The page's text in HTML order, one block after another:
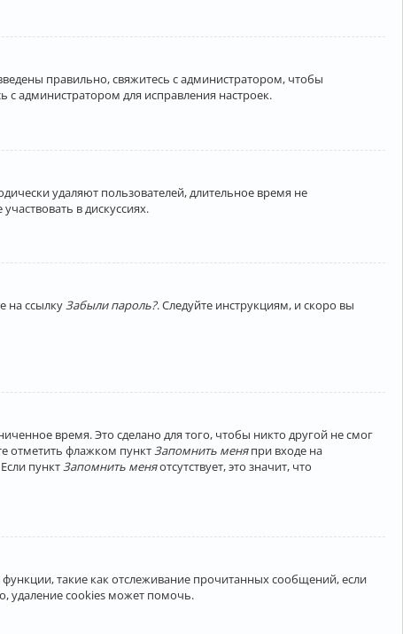
правильно, свяжитесь с администратором, чтобы
администратором для исправления настроек.
удаляют пользователей, длительное время не
в дискуссиях.
на ссылкуЗабыли пароль?. Следуйте инструкциям, и скоро вы
время. Это сделано для того, чтобы никто другой не смог
отметить флажком пункт Запомнить меняпри входе на
пункт Запомнить меняотсутствует, это значит, что
такие как отслеживание прочитанных сообщений, если
удаление cookies может помочь.